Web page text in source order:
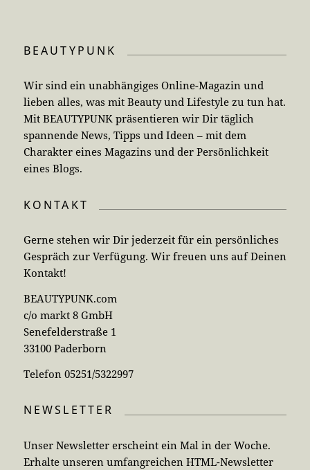
BEAUTYPUNK
Wir sind ein unabhängiges Online-Magazin und
lieben alles, was mit Beauty und Lifestyle zu tun hat.
Mit BEAUTYPUNK präsentieren wir Dir täglich
spannende News, Tipps und Ideen – mit dem
Charakter eines Magazins und der Persönlichkeit
eines Blogs.
KONTAKT
Gerne stehen wir Dir jederzeit für ein persönliches
Gespräch zur Verfügung. Wir freuen uns auf Deinen
Kontakt!
BEAUTYPUNK.com
c/o markt 8 GmbH
Senefelderstraße 1
33100 Paderborn
Telefon 05251/5322997
NEWSLETTER
Unser Newsletter erscheint ein Mal in der Woche.
Erhalte unseren umfangreichen HTML-Newsletter